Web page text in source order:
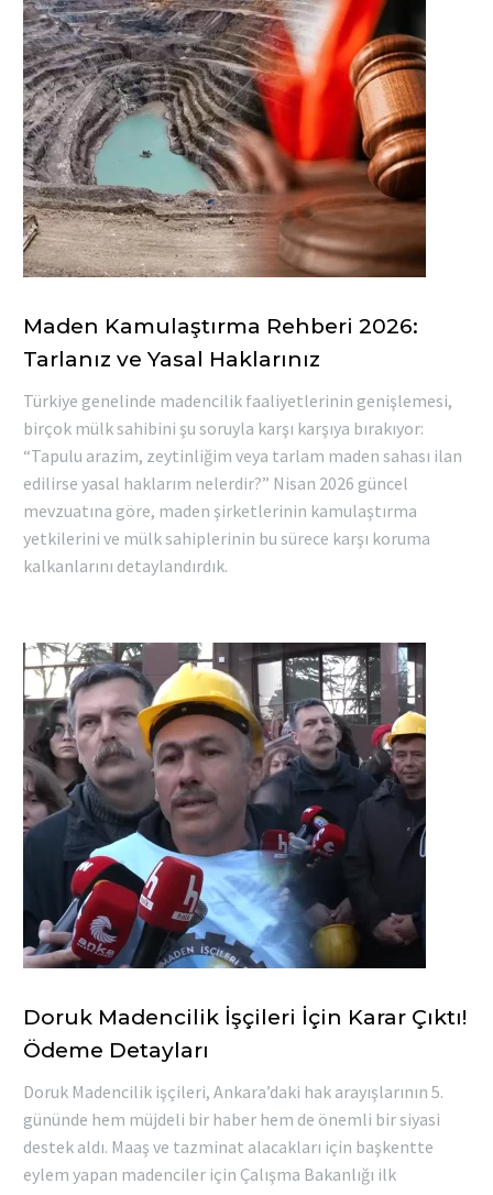
Maden Kamulaştırma Rehberi 2026:
Tarlanız ve Yasal Haklarınız
Türkiye genelinde madencilik faaliyetlerinin genişlemesi,
birçok mülk sahibini şu soruyla karşı karşıya bırakıyor:
“Tapulu arazim, zeytinliğim veya tarlam maden sahası ilan
edilirse yasal haklarım nelerdir?” Nisan 2026 güncel
mevzuatına göre, maden şirketlerinin kamulaştırma
yetkilerini ve mülk sahiplerinin bu sürece karşı koruma
kalkanlarını detaylandırdık.
Doruk Madencilik İşçileri İçin Karar Çıktı!
Ödeme Detayları
Doruk Madencilik işçileri, Ankara’daki hak arayışlarının 5.
gününde hem müjdeli bir haber hem de önemli bir siyasi
destek aldı. Maaş ve tazminat alacakları için başkentte
eylem yapan madenciler için Çalışma Bakanlığı ilk